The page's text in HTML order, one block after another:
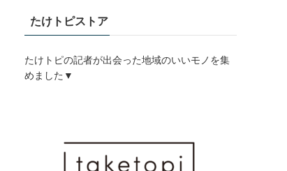
たけトピストア
たけトピの記者が出会った地域のいいモノを集
めました▼